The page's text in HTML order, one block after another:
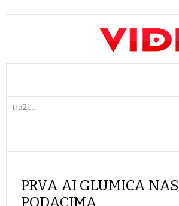
PRVA AI GLUMICA
PODACIMA